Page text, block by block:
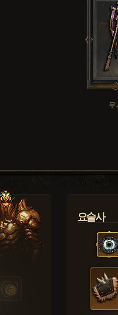
무
요술사